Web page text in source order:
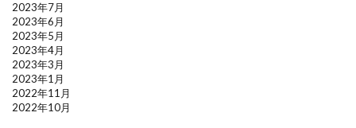
2023年7月
2023年6月
2023年5月
2023年4月
2023年3月
2023年1月
2022年11月
2022年10月